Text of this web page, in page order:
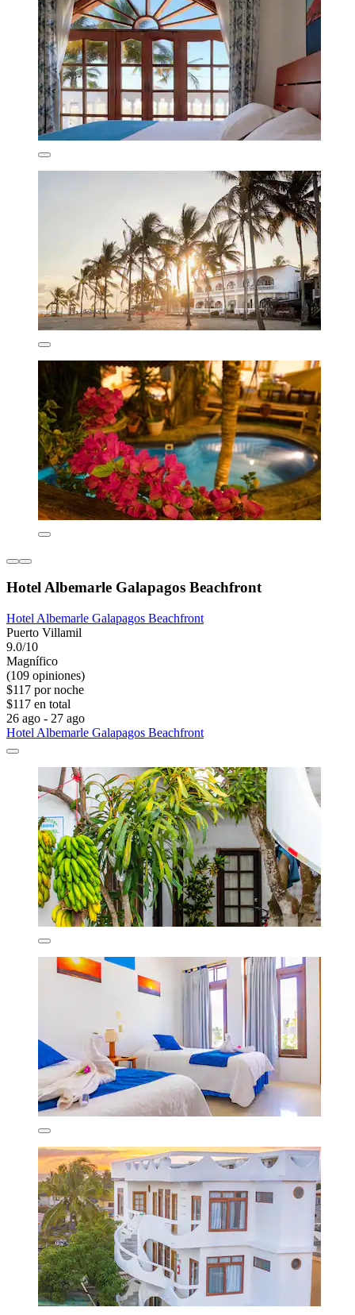
Hotel Albemarle Galapagos Beachfront
Hotel Albemarle Galapagos Beachfront
Puerto Villamil
9.0/10
Magnífico
(109 opiniones)
$117 por noche
$117 en total
26 ago - 27 ago
Hotel Albemarle Galapagos Beachfront